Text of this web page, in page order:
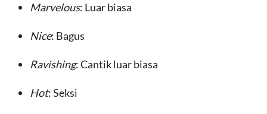
Marvelous: Luar biasa
Nice: Bagus
Ravishing: Cantik luar biasa
Hot: Seksi